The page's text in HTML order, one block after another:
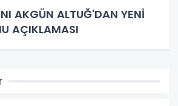
AKGÜN ALTUĞ'DAN YENİ
AÇIKLAMASI